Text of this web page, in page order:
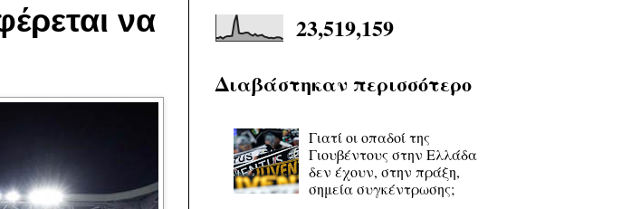
να
23,519,159
Διαβάστηκαν περισσότερο
Γιατί οι οπαδοί της
Γιουβέντους στην Ελλάδα
δεν έχουν, στην πράξη,
σημεία συγκέντρωσης;